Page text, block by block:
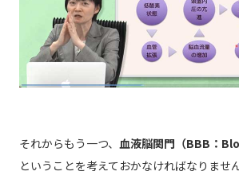
それからもう一つ、 血液脳関門（BBB：
ということを考えておかなければなりません